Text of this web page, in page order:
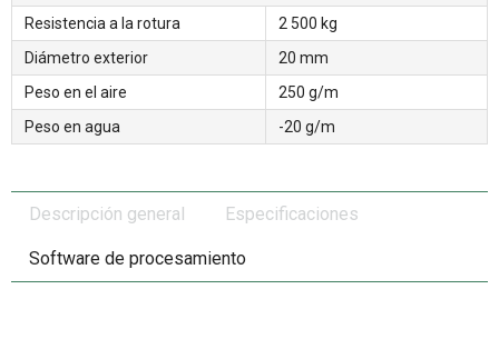
Resistencia a la rotura
2 500 kg
Diámetro exterior
20 mm
Peso en el aire
250 g/m
Peso en agua
-20 g/m
Descripción general Especificaciones
Software de procesamiento